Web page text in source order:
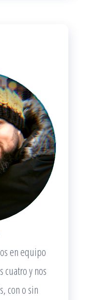
en equipo
cuatro y nos
con o sin